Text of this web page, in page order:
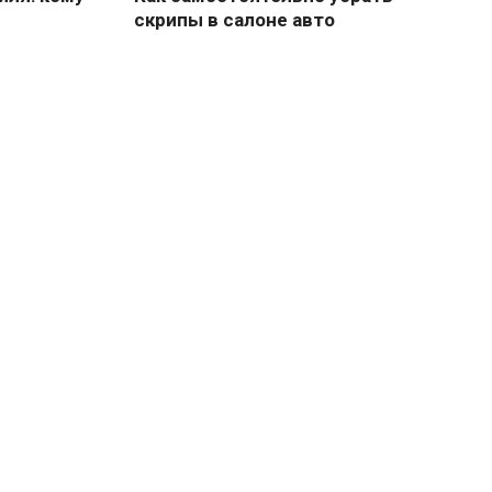
скрипы в салоне авто